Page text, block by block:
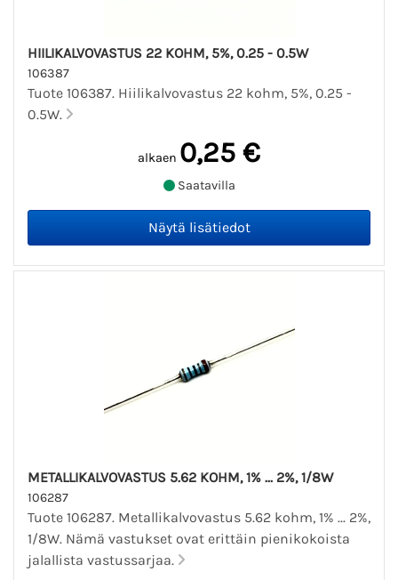
HIILIKALVOVASTUS 22 KOHM, 5%, 0.25 - 0.5W
106387
Tuote 106387. Hiilikalvovastus 22 kohm, 5%, 0.25 -
0.5W.
alkaen 0,25 €
Saatavilla
METALLIKALVOVASTUS 5.62 KOHM, 1% ... 2%, 1/8W
106287
Tuote 106287. Metallikalvovastus 5.62 kohm, 1% ... 2%,
1/8W. Nämä vastukset ovat erittäin pienikokoista
jalallista vastussarjaa.